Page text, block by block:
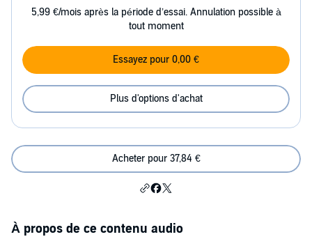
5,99 €/mois après la période d’essai. Annulation possible à
tout moment
Essayez pour 0,00 €
Plus d'options d'achat
Acheter pour 37,84 €
À propos de ce contenu audio